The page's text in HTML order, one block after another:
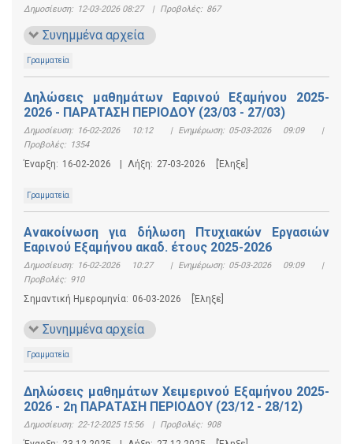
Δημοσίευση: 12-03-2026 08:27 | Προβολές: 867
Συνημμένα αρχεία
Γραμματεία
Δηλώσεις μαθημάτων Εαρινού Εξαμήνου 2025-
2026 - ΠΑΡΑΤΑΣΗ ΠΕΡΙΟΔΟΥ (23/03 - 27/03)
Δημοσίευση: 16-02-2026 10:12 | Ενημέρωση: 05-03-2026 09:09
|
Προβολές: 1354
Έναρξη: 16-02-2026 Λήξη: 27-03-2026 [Έληξε]
Γραμματεία
Ανακοίνωση για δήλωση Πτυχιακών Εργασιών
Εαρινού Εξαμήνου ακαδ. έτους 2025-2026
Δημοσίευση: 16-02-2026 10:27 | Ενημέρωση: 05-03-2026 09:09
|
Προβολές: 910
Σημαντική Ημερομηνία: 06-03-2026 [Έληξε]
Συνημμένα αρχεία
Γραμματεία
Δηλώσεις μαθημάτων Χειμερινού Εξαμήνου 2025-
2026 - 2η ΠΑΡΑΤΑΣΗ ΠΕΡΙΟΔΟΥ (23/12 - 28/12)
Δημοσίευση: 22-12-2025 15:56 | Προβολές: 908